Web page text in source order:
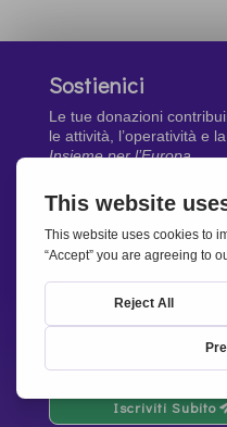
Sostienici
Le tue donazioni
le attività, l’operatività e
Insieme per l’Europa.
Dona Ora
Newsletter
Rimani aggiornato di
Iscriviti Subito